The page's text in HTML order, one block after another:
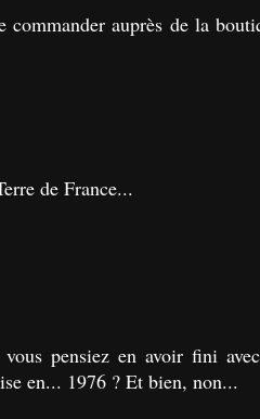
commander auprès de la
de France...
pensiez en avoir fini
en... 1976 ? Et bien, non...